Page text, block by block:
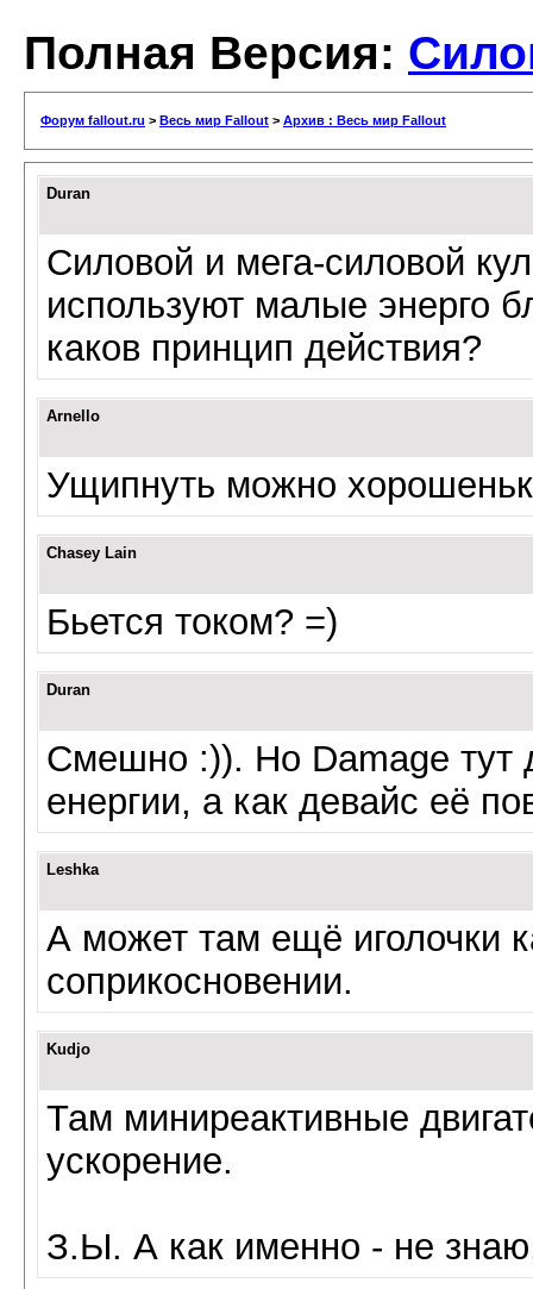
Полная Версия:
Форум fallout.ru > Весь мир Fallout > Архив : Весь мир Fallout
Duran
Силовой и мега-силовой
используют малые энерго
каков принцип действия?
Arnello
Ущипнуть можно
Chasey Lain
Бьется током? =)
Duran
Смешно :)). Но Damage тут
енергии, а как девайс её
Leshka
А может там ещё иголочки
соприкосновении.
Kudjo
Там миниреактивные
ускорение.
З.Ы. А как именно - не